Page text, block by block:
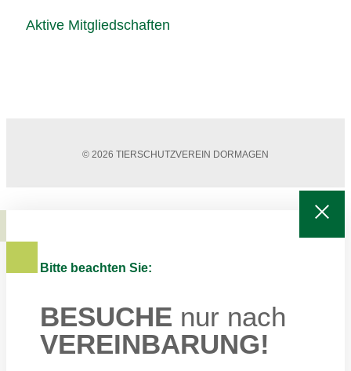
Aktive Mitgliedschaften
© 2026 TIERSCHUTZVEREIN DORMAGEN
Bitte beachten Sie:
BESUCHE nur nach
VEREINBARUNG!